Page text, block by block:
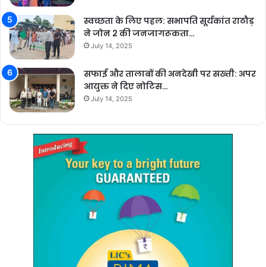
स्वच्छता के लिए पहल: सभापति सूर्यकांत राठौड़
ने जोन 2 की जनजागरूकता…
July 14, 2025
सफाई और तालाबों की अनदेखी पर सख्ती: अपर
आयुक्त ने दिए नोटिस…
July 14, 2025